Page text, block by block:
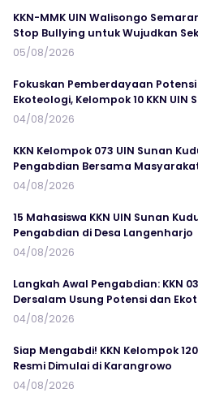
KKN-MMK UIN Walisongo
Stop Bullying untuk Wujudkan
05/08/2026
Fokuskan Pemberdayaan
Ekoteologi, Kelompok 10 KKN UIN
04/08/2026
KKN Kelompok 073 UIN Sunan
Pengabdian Bersama
04/08/2026
15 Mahasiswa KKN UIN Sunan
Pengabdian di Desa Langenharjo
04/08/2026
Langkah Awal Pengabdian: KKN
Dersalam Usung Potensi dan
04/08/2026
Siap Mengabdi! KKN Kelompok
Resmi Dimulai di Karangrowo
04/08/2026